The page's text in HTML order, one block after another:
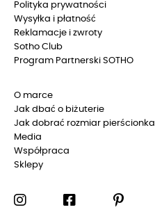
Polityka prywatności
Wysyłka i płatność
Reklamacje i zwroty
Sotho Club
Program Partnerski SOTHO
O marce
Jak dbać o biżuterie
Jak dobrać rozmiar pierścionka
Media
Współpraca
Sklepy